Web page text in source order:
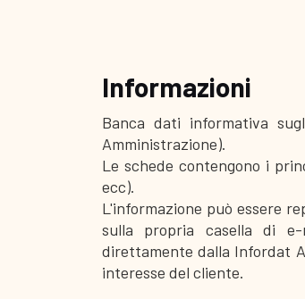
Informazioni
Banca dati informativa
Amministrazione).
Le schede contengono i
ecc).
L'informazione può essere
sulla propria casella di e-
direttamente dalla Infordat
interesse del cliente.